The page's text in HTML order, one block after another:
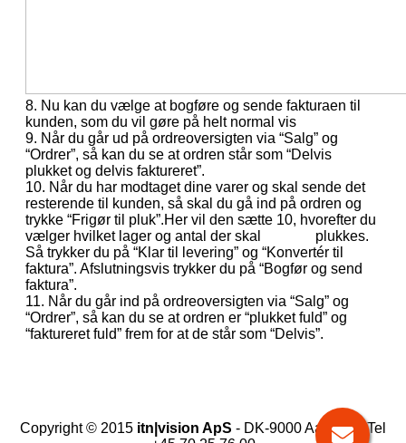
8. Nu kan du vælge at bogføre og sende fakturaen til
kunden, som du vil gøre på helt normal vis
9. Når du går ud på ordreoversigten via “Salg” og
“Ordrer”, så kan du se at ordren står som “Delvis
plukket og delvis faktureret”.
10. Når du har modtaget dine varer og skal sende det
resterende til kunden, så skal du gå ind på ordren og
trykke “Frigør til pluk”.Her vil den sætte 10, hvorefter du
vælger hvilket lager og antal der skal plukkes.
Så trykker du på “Klar til levering” og “Konvertér til
faktura”. Afslutningsvis trykker du på “Bogfør og send
faktura”.
11. Når du går ind på ordreoversigten via “Salg” og
“Ordrer”, så kan du se at ordren er “plukket fuld” og
“faktureret fuld” frem for at de står som “Delvis”.
Copyright © 2015 itn|vision ApS - DK-9000 Aalborg - Tel